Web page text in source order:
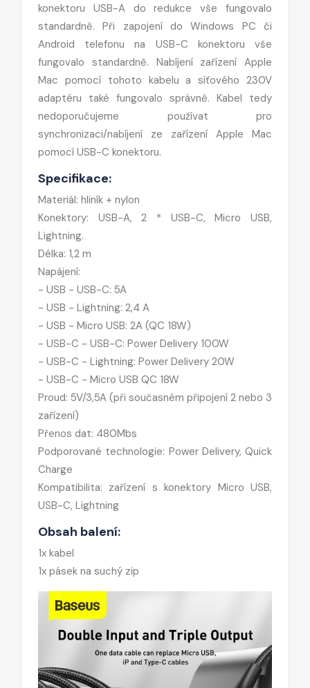
konektoru USB-A do redukce vše fungovalo
standardně. Při zapojení do Windows PC či
Android telefonu na USB-C konektoru vše
fungovalo standardně. Nabíjení zařízení Apple
Mac pomocí tohoto kabelu a síťového 230V
adaptéru také fungovalo správně. Kabel tedy
nedoporučujeme používat pro
synchronizaci/nabíjení ze zařízení Apple Mac
pomocí USB-C konektoru.
Specifikace:
Materiál: hliník + nylon
Konektory: USB-A, 2 * USB-C, Micro USB,
Lightning.
Délka: 1,2 m
Napájení:
- USB - USB-C: 5A
- USB - Lightning: 2,4 A
- USB - Micro USB: 2A (QC 18W)
- USB-C - USB-C: Power Delivery 100W
- USB-C - Lightning: Power Delivery 20W
- USB-C - Micro USB QC 18W
Proud: 5V/3,5A (při současném připojení 2 nebo 3
zařízení)
Přenos dat: 480Mbs
Podporované technologie: Power Delivery, Quick
Charge
Kompatibilita: zařízení s konektory Micro USB,
USB-C, Lightning
Obsah balení:
1x kabel
1x pásek na suchý zip